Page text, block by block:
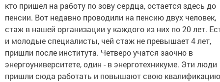
кто пришел на работу по зову сердца, остается здесь до
пенсии. Вот недавно проводили на пенсию двух человек,
стаж в нашей организации у каждого из них по 20 лет.
и молодые специалисты, чей стаж не превышает 4 лет,
пришли после института. Четверо учатся заочно в
энергоуниверситете, один - в энерготехникуме. Эти люди
пришли сюда работать и повышают свою